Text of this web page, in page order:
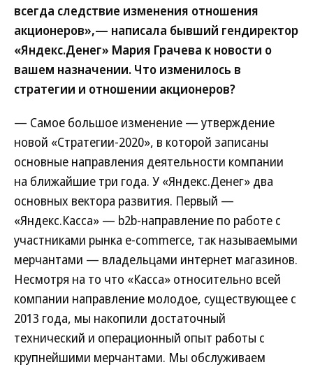
всегда следствие изменения отношения
акционеров»,— написала бывший гендиректор
«Яндекс.Денег» Мария Грачева к новости о
вашем назначении. Что изменилось в
стратегии и отношении акционеров?
— Самое большое изменение — утверждение
новой «Стратегии-2020», в которой записаны
основные направления деятельности компании
на ближайшие три года. У «Яндекс.Денег» два
основных вектора развития. Первый —
«Яндекс.Касса» — b2b-направление по работе с
участниками рынка e-commerce, так называемыми
мерчантами — владельцами интернет магазинов.
Несмотря на то что «Касса» относительно всей
компании направление молодое, существующее с
2013 года, мы накопили достаточный
технический и операционный опыт работы с
крупнейшими мерчантами. Мы обслуживаем